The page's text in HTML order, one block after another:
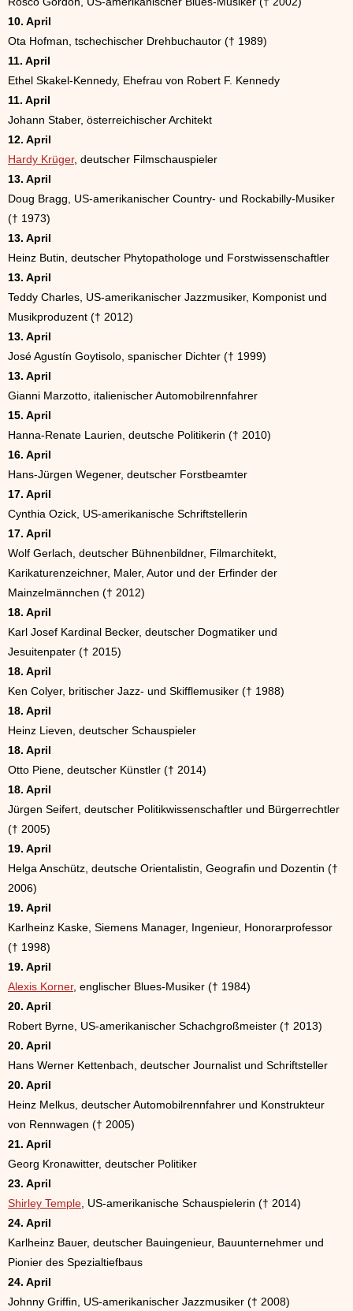
10. April
Ota Hofman, tschechischer Drehbuchautor († 1989)
11. April
Ethel Skakel-Kennedy, Ehefrau von Robert F. Kennedy
11. April
Johann Staber, österreichischer Architekt
12. April
Hardy Krüger, deutscher Filmschauspieler
13. April
Doug Bragg, US-amerikanischer Country- und Rockabilly-Musiker
(† 1973)
13. April
Heinz Butin, deutscher Phytopathologe und Forstwissenschaftler
13. April
Teddy Charles, US-amerikanischer Jazzmusiker, Komponist und
Musikproduzent († 2012)
13. April
José Agustín Goytisolo, spanischer Dichter († 1999)
13. April
Gianni Marzotto, italienischer Automobilrennfahrer
15. April
Hanna-Renate Laurien, deutsche Politikerin († 2010)
16. April
Hans-Jürgen Wegener, deutscher Forstbeamter
17. April
Cynthia Ozick, US-amerikanische Schriftstellerin
17. April
Wolf Gerlach, deutscher Bühnenbildner, Filmarchitekt,
Karikaturenzeichner, Maler, Autor und der Erfinder der
Mainzelmännchen († 2012)
18. April
Karl Josef Kardinal Becker, deutscher Dogmatiker und
Jesuitenpater († 2015)
18. April
Ken Colyer, britischer Jazz- und Skifflemusiker († 1988)
18. April
Heinz Lieven, deutscher Schauspieler
18. April
Otto Piene, deutscher Künstler († 2014)
18. April
Jürgen Seifert, deutscher Politikwissenschaftler und Bürgerrechtler
(† 2005)
19. April
Helga Anschütz, deutsche Orientalistin, Geografin und Dozentin (†
2006)
19. April
Karlheinz Kaske, Siemens Manager, Ingenieur, Honorarprofessor
(† 1998)
19. April
Alexis Korner, englischer Blues-Musiker († 1984)
20. April
Robert Byrne, US-amerikanischer Schachgroßmeister († 2013)
20. April
Hans Werner Kettenbach, deutscher Journalist und Schriftsteller
20. April
Heinz Melkus, deutscher Automobilrennfahrer und Konstrukteur
von Rennwagen († 2005)
21. April
Georg Kronawitter, deutscher Politiker
23. April
Shirley Temple , US-amerikanische Schauspielerin († 2014)
24. April
Karlheinz Bauer, deutscher Bauingenieur, Bauunternehmer und
Pionier des Spezialtiefbaus
24. April
Johnny Griffin, US-amerikanischer Jazzmusiker († 2008)